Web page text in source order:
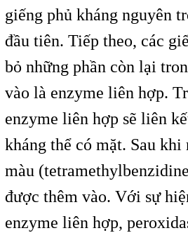
giếng phủ kháng nguyên
đầu tiên. Tiếp theo, các
bỏ những phần còn lại
vào là enzyme liên hợp.
enzyme liên hợp sẽ liên
kháng thể có mặt. Sau khi
màu
được thêm vào. Với sự
enzyme liên hợp,